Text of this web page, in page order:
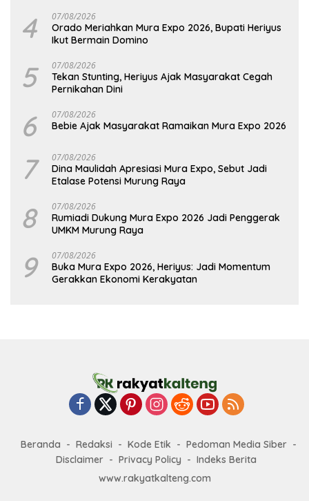
4 07/08/2026
Orado Meriahkan Mura Expo 2026, Bupati Heriyus
Ikut Bermain Domino
5 07/08/2026
Tekan Stunting, Heriyus Ajak Masyarakat Cegah
Pernikahan Dini
6 07/08/2026
Bebie Ajak Masyarakat Ramaikan Mura Expo 2026
7 07/08/2026
Dina Maulidah Apresiasi Mura Expo, Sebut Jadi
Etalase Potensi Murung Raya
8 07/08/2026
Rumiadi Dukung Mura Expo 2026 Jadi Penggerak
UMKM Murung Raya
9 07/08/2026
Buka Mura Expo 2026, Heriyus: Jadi Momentum
Gerakkan Ekonomi Kerakyatan
Beranda Redaksi Kode Etik
Pedoman Media Siber
Disclaimer
Privacy Policy
Indeks Berita
www.rakyatkalteng.com